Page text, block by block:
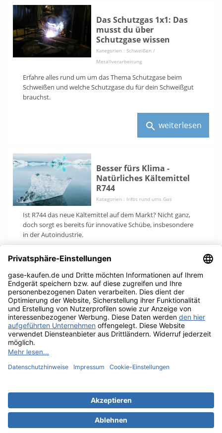
Das Schutzgas 1x1: Das
musst du über
Schutzgase wissen
Kategorien :Schweißen /
Metallverarbeitung
Erfahre alles rund um um das Thema Schutzgase beim
Schweißen und welche Schutzgase du für dein Schweißgut
brauchst.
search weiterlesen
Besser fürs Klima -
Natürliches Kältemittel
R744
Kategorien : Infos rund ums Gas
Ist R744 das neue Kältemittel auf dem Markt? Nicht ganz,
doch sorgt es bereits für innovative Schübe, insbesondere
in der Autoindustrie.
<< 1 ... 2 3 4 5 6
UNTERNEHMEN
RECHTLICHES
IHR KONTO 
KONTAKTINFORMATIONEN